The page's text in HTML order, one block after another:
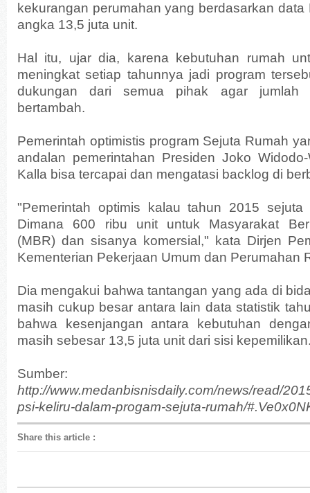
kekurangan perumahan yang berdasarkan
angka 13,5 juta unit.
Hal itu, ujar dia, karena kebutuhan rumah
meningkat setiap tahunnya jadi program
dukungan dari semua pihak agar jumlah
bertambah.
Pemerintah optimistis program Sejuta Rumah
andalan pemerintahan Presiden Joko
Kalla bisa tercapai dan mengatasi backlog di
"Pemerintah optimis kalau tahun 2015 sejuta
Dimana 600 ribu unit untuk Masyarakat
(MBR) dan sisanya komersial," kata Dirjen
Kementerian Pekerjaan Umum dan Perumahan
Dia mengakui bahwa tantangan yang ada di
masih cukup besar antara lain data statistik
bahwa kesenjangan antara kebutuhan
masih sebesar 13,5 juta unit dari sisi
Sumber:
http://www.medanbisnisdaily.com/news/read/
psi-keliru-dalam-progam-sejuta-rumah/
Share this article :